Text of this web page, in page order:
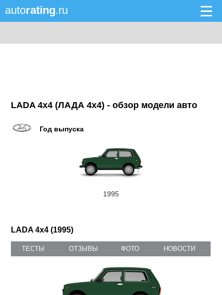
autorating.ru
LADA 4x4 (ЛАДА 4x4) - обзор модели авто
Год выпуска
1995
LADA 4x4 (1995)
ТЕСТЫ ОТЗЫВЫ ФОТО НОВОСТИ